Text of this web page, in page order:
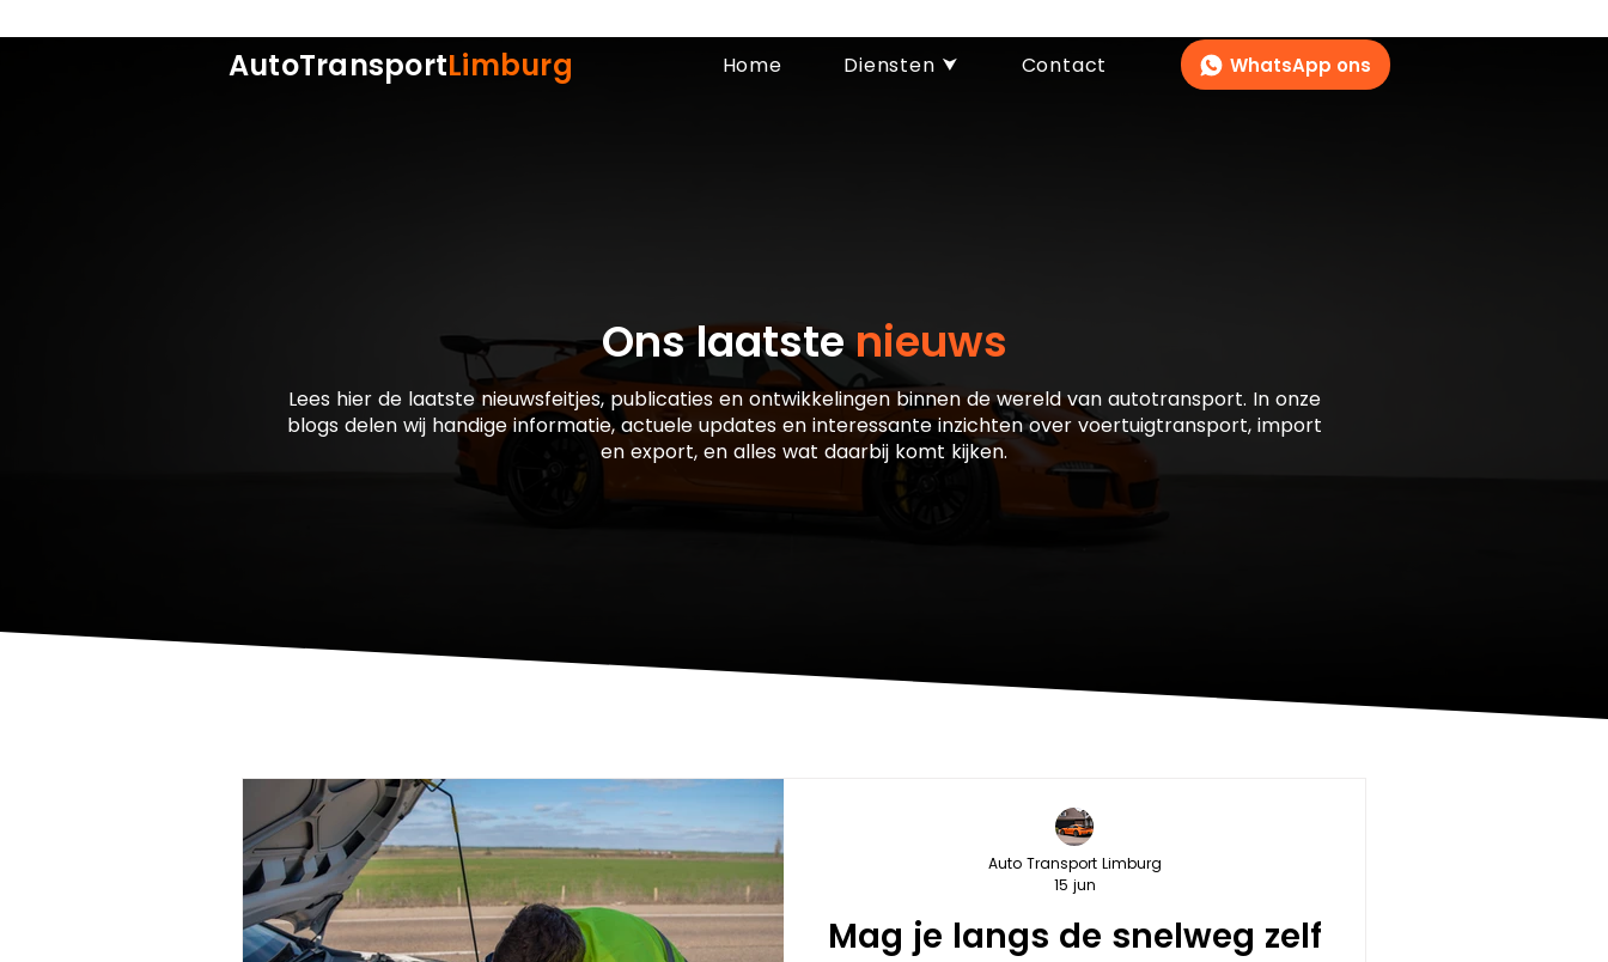
AutoTransportLimburg Home Diensten ⮟ Contact WhatsApp ons
Ons laatste nieuws
Lees hier de laatste nieuwsfeitjes, publicaties en ontwikkelingen binnen de wereld van autotransport. In onze
blogs delen wij handige informatie, actuele updates en interessante inzichten over voertuigtransport, import
en export, en alles wat daarbij komt kijken.
Mag je langs de snelweg zelf
Auto Transport Limburg
15 jun